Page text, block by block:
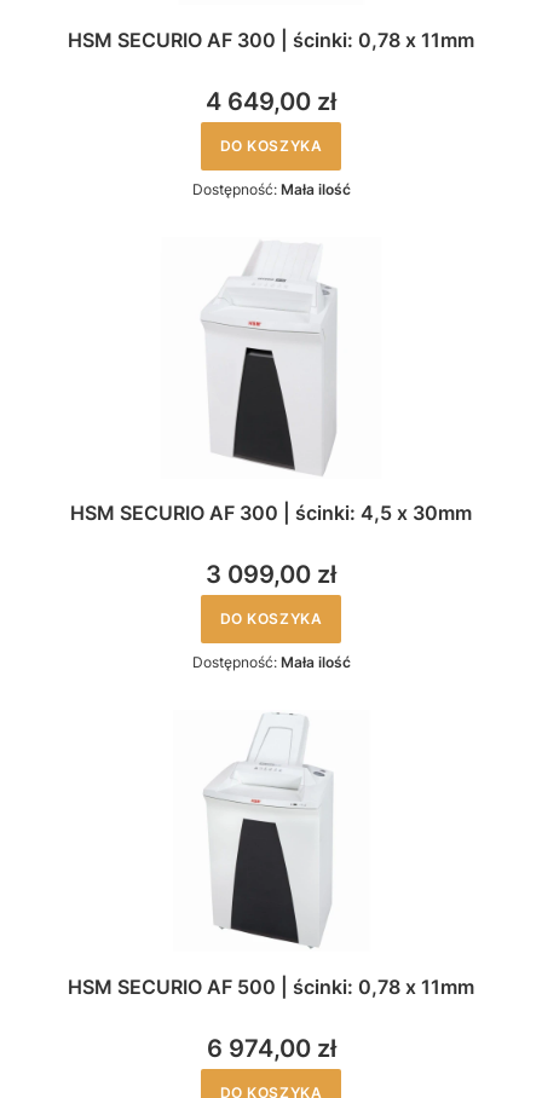
HSM SECURIO AF 300 | ścinki: 0,78 x 11mm
4 649,00 zł
DO KOSZYKA
Dostępność: Mała ilość
HSM SECURIO AF 300 | ścinki: 4,5 x 30mm
3 099,00 zł
DO KOSZYKA
Dostępność: Mała ilość
HSM SECURIO AF 500 | ścinki: 0,78 x 11mm
6 974,00 zł
DO KOSZYKA